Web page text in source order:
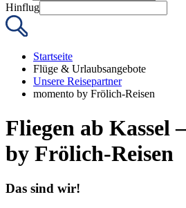
Hinflug
Startseite
Flüge & Urlaubsangebote
Unsere Reisepartner
momento by Frölich-Reisen
Fliegen ab Kassel
by Frölich-Reisen
Das sind wir!